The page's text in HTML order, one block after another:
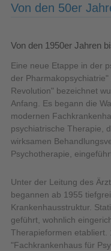
Von den 50er
Von den 1950er Jahren
Eine neue Etappe in der
der
Revolution" bezeichnet
Anfang. Es begann die
modernen
psychiatrische Therapie,
wirksamen
Psychotherapie,
Unter der Leitung des
begannen ab 1955
Krankenhausstruktur.
geführt, wohnlich
Therapieformen etabliert.
"Fachkrankenhaus für